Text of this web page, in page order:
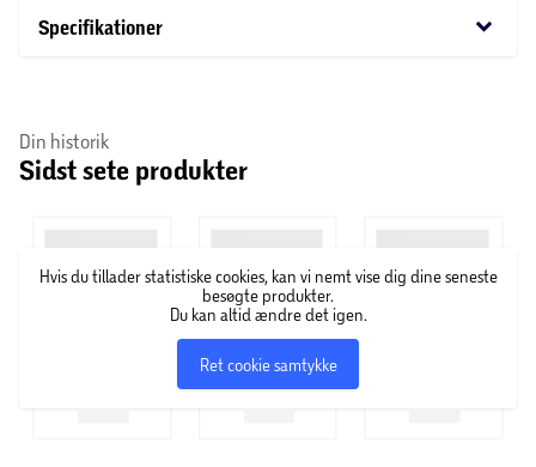
Specifikationer keyboard_arrow_down
Din historik
Sidst sete produkter
Hvis du tillader statistiske cookies, kan vi nemt vise dig dine seneste
besøgte produkter.
Du kan altid ændre det igen.
Ret cookie samtykke